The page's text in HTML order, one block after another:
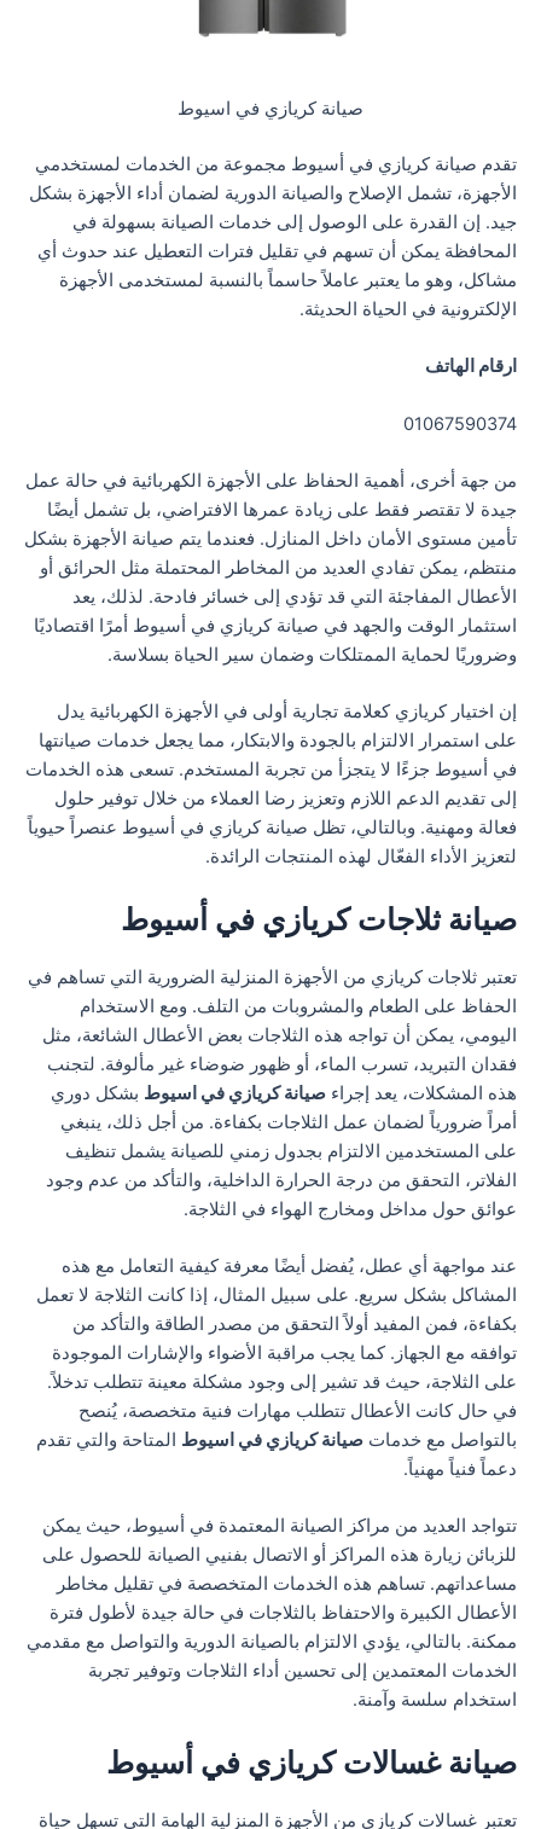
صيانة كريازي في اسيوط
تقدم صيانة كريازي في أسيوط مجموعة من الخدمات لمستخدمي
الأجهزة، تشمل الإصلاح والصيانة الدورية لضمان أداء الأجهزة بشكل
جيد. إن القدرة على الوصول إلى خدمات الصيانة بسهولة في
المحافظة يمكن أن تسهم في تقليل فترات التعطيل عند حدوث أي
مشاكل، وهو ما يعتبر عاملاً حاسماً بالنسبة لمستخدمى الأجهزة
الإلكترونية في الحياة الحديثة.
ارقام الهاتف
01067590374
من جهة أخرى، أهمية الحفاظ على الأجهزة الكهربائية في حالة عمل
جيدة لا تقتصر فقط على زيادة عمرها الافتراضي، بل تشمل أيضًا
تأمين مستوى الأمان داخل المنازل. فعندما يتم صيانة الأجهزة بشكل
منتظم، يمكن تفادي العديد من المخاطر المحتملة مثل الحرائق أو
الأعطال المفاجئة التي قد تؤدي إلى خسائر فادحة. لذلك، يعد
استثمار الوقت والجهد في صيانة كريازي في أسيوط أمرًا اقتصاديًا
وضروريًا لحماية الممتلكات وضمان سير الحياة بسلاسة.
إن اختيار كريازي كعلامة تجارية أولى في الأجهزة الكهربائية يدل
على استمرار الالتزام بالجودة والابتكار، مما يجعل خدمات صيانتها
في أسيوط جزءًا لا يتجزأ من تجربة المستخدم. تسعى هذه الخدمات
إلى تقديم الدعم اللازم وتعزيز رضا العملاء من خلال توفير حلول
فعالة ومهنية. وبالتالي، تظل صيانة كريازي في أسيوط عنصراً حيوياً
لتعزيز الأداء الفعّال لهذه المنتجات الرائدة.
صيانة ثلاجات كريازي في أسيوط
تعتبر ثلاجات كريازي من الأجهزة المنزلية الضرورية التي تساهم في
الحفاظ على الطعام والمشروبات من التلف. ومع الاستخدام
اليومي، يمكن أن تواجه هذه الثلاجات بعض الأعطال الشائعة، مثل
فقدان التبريد، تسرب الماء، أو ظهور ضوضاء غير مألوفة. لتجنب
هذه المشكلات، يعد إجراء صيانة كريازي في اسيوط بشكل دوري
أمراً ضرورياً لضمان عمل الثلاجات بكفاءة. من أجل ذلك، ينبغي
على المستخدمين الالتزام بجدول زمني للصيانة يشمل تنظيف
الفلاتر، التحقق من درجة الحرارة الداخلية، والتأكد من عدم وجود
عوائق حول مداخل ومخارج الهواء في الثلاجة.
عند مواجهة أي عطل، يُفضل أيضًا معرفة كيفية التعامل مع هذه
المشاكل بشكل سريع. على سبيل المثال، إذا كانت الثلاجة لا تعمل
بكفاءة، فمن المفيد أولاً التحقق من مصدر الطاقة والتأكد من
توافقه مع الجهاز. كما يجب مراقبة الأضواء والإشارات الموجودة
على الثلاجة، حيث قد تشير إلى وجود مشكلة معينة تتطلب تدخلاً.
في حال كانت الأعطال تتطلب مهارات فنية متخصصة، يُنصح
بالتواصل مع خدمات صيانة كريازي في اسيوط المتاحة والتي تقدم
دعماً فنياً مهنياً.
تتواجد العديد من مراكز الصيانة المعتمدة في أسيوط، حيث يمكن
للزبائن زيارة هذه المراكز أو الاتصال بفنيي الصيانة للحصول على
مساعداتهم. تساهم هذه الخدمات المتخصصة في تقليل مخاطر
الأعطال الكبيرة والاحتفاظ بالثلاجات في حالة جيدة لأطول فترة
ممكنة. بالتالي، يؤدي الالتزام بالصيانة الدورية والتواصل مع مقدمي
الخدمات المعتمدين إلى تحسين أداء الثلاجات وتوفير تجربة
استخدام سلسة وآمنة.
صيانة غسالات كريازي في أسيوط
تعتبر غسالات كريازي من الأجهزة المنزلية الهامة التي تسهل حياة